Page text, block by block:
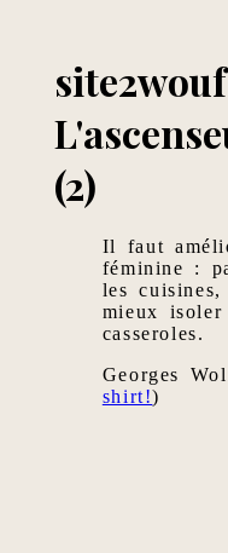
(2)
Il faut
féminine :
les
mieux isoler
casseroles.
Georges
shirt!)